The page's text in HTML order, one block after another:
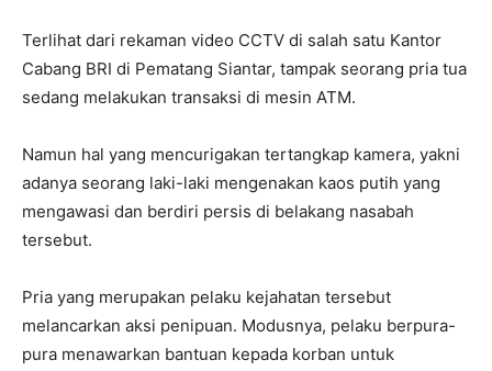
Terlihat dari rekaman video CCTV di salah satu Kantor
Cabang BRI di Pematang Siantar, tampak seorang pria tua
sedang melakukan transaksi di mesin ATM.
Namun hal yang mencurigakan tertangkap kamera, yakni
adanya seorang laki-laki mengenakan kaos putih yang
mengawasi dan berdiri persis di belakang nasabah
tersebut.
Pria yang merupakan pelaku kejahatan tersebut
melancarkan aksi penipuan. Modusnya, pelaku berpura-
pura menawarkan bantuan kepada korban untuk